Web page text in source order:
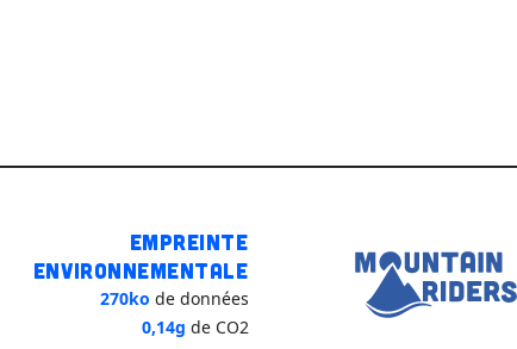
Empreinte
environnementale
270ko de données
0,14g de CO2